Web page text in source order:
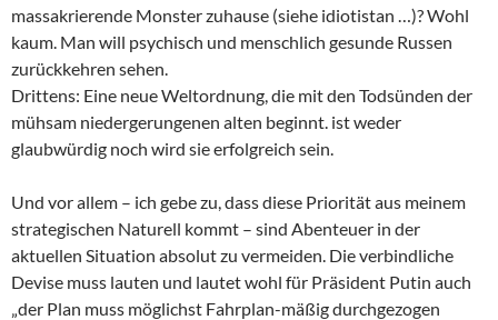
massakrierende Monster zuhause (siehe idiotistan …)? Wohl
kaum. Man will psychisch und menschlich gesunde Russen
zurückkehren sehen.
Drittens: Eine neue Weltordnung, die mit den Todsünden der
mühsam niedergerungenen alten beginnt. ist weder
glaubwürdig noch wird sie erfolgreich sein.
Und vor allem – ich gebe zu, dass diese Priorität aus meinem
strategischen Naturell kommt – sind Abenteuer in der
aktuellen Situation absolut zu vermeiden. Die verbindliche
Devise muss lauten und lautet wohl für Präsident Putin auch
„der Plan muss möglichst Fahrplan-mäßig durchgezogen